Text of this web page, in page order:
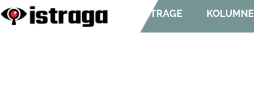
ISTRAGE KOLUMNE